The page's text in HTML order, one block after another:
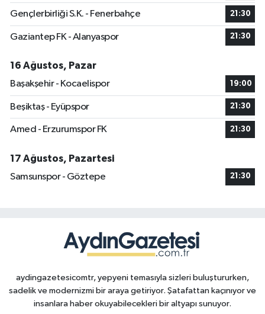
Gençlerbirliği S.K. - Fenerbahçe 21:30
Gaziantep FK - Alanyaspor 21:30
16 Ağustos, Pazar
Başakşehir - Kocaelispor
19:00
Beşiktaş - Eyüpspor 21:30
Amed - Erzurumspor FK 21:30
17 Ağustos, Pazartesi
Samsunspor - Göztepe
21:30
aydingazetesicomtr, yepyeni temasıyla sizleri buluştururken,
sadelik ve modernizmi bir araya getiriyor. Şatafattan kaçınıyor ve
insanlara haber okuyabilecekleri bir altyapı sunuyor.